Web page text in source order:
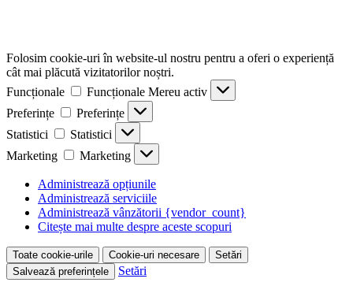
Folosim cookie-uri în website-ul nostru pentru a oferi o experiență
cât mai plăcută vizitatorilor noștri.
Funcționale
Funcționale Mereu activ
Preferințe
Preferințe
Statistici
Statistici
Marketing
Marketing
Administrează opțiunile
Administrează serviciile
Administrează vânzătorii {vendor_count}
Citește mai multe despre aceste scopuri
Toate cookie-urile Cookie-uri necesare
Setări
Salvează preferințele
Setări